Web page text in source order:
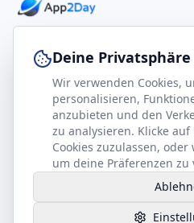
footer.company
Kontakt
Partner werden
Gesundheits-Kompass
Deine
Wir verwenden Cookies,
personalisieren,
anzubieten und den
zu analysieren. Klicke
Cookies zuzulassen,
um deine Präferenzen zu